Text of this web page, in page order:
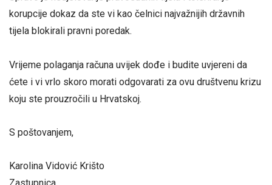
korupcije dokaz da ste vi kao čelnici najvažnijih državnih
tijela blokirali pravni poredak.
Vrijeme polaganja računa uvijek dođe i budite uvjereni da
ćete i vi vrlo skoro morati odgovarati za ovu društvenu krizu
koju ste prouzročili u Hrvatskoj.
S poštovanjem,
Karolina Vidović Krišto